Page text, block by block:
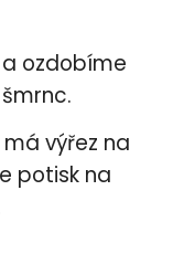
ozdobíme
výřez na
potisk na